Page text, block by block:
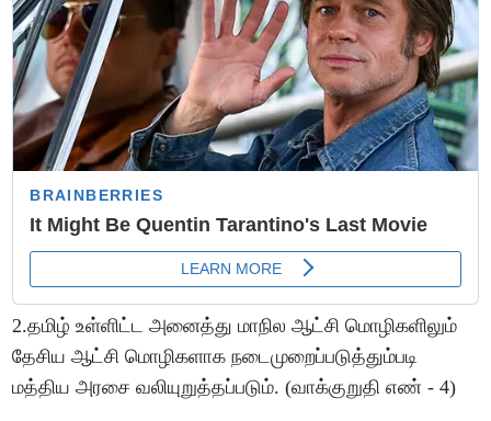
2.தமிழ் உள்ளிட்ட அனைத்து மாநில ஆட்சி மொழிகளிலும்
தேசிய ஆட்சி மொழிகளாக நடைமுறைப்படுத்தும்படி
மத்திய அரசை வலியுறுத்தப்படும். (வாக்குறுதி எண் - 4)